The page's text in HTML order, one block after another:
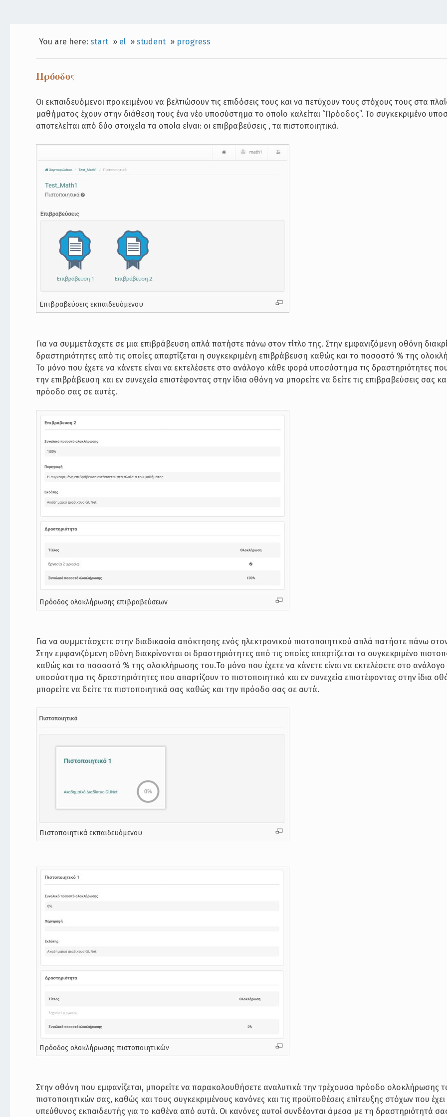
You are here: start » el » student » progress
Πρόοδος
Οι εκπαιδευόμενοι προκειμένου να βελτιώσουν τις επιδόσεις τους και να πετύχουν τους στόχους τους στα
μαθήματος έχουν στην διάθεση τους ένα νέο υποσύστημα το οποίο καλείται “Πρόοδος”. Το συγκεκριμένο
αποτελείται από δύο στοιχεία τα οποία είναι: οι επιβραβεύσεις , τα πιστοποιητικά.
Επιβραβεύσεις εκπαιδευόμενου
Για να συμμετάσχετε σε μια επιβράβευση απλά πατήστε πάνω στον τίτλο της. Στην εμφανιζόμενη οθόνη
δραστηριότητες από τις οποίες απαρτίζεται η συγκεκριμένη επιβράβευση καθώς και το ποσοστό % της
Το μόνο που έχετε να κάνετε είναι να εκτελέσετε στο ανάλογο κάθε φορά υποσύστημα τις δραστηριότητες
την επιβράβευση και εν συνεχεία επιστέφοντας στην ίδια οθόνη να μπορείτε να δείτε τις επιβραβεύσεις σας
πρόοδο σας σε αυτές.
Πρόοδος ολοκλήρωσης επιβραβεύσεων
Για να συμμετάσχετε στην διαδικασία απόκτησης ενός ηλεκτρονικού πιστοποιητικού απλά πατήστε πάνω
Στην εμφανιζόμενη οθόνη διακρίνονται οι δραστηριότητες από τις οποίες απαρτίζεται το συγκεκριμένο
καθώς και το ποσοστό % της ολοκλήρωσης του.Το μόνο που έχετε να κάνετε είναι να εκτελέσετε στο
υποσύστημα τις δραστηριότητες που απαρτίζουν το πιστοποιητικό και εν συνεχεία επιστέφοντας στην ίδια
μπορείτε να δείτε τα πιστοποιητικά σας καθώς και την πρόοδο σας σε αυτά.
Πιστοποιητικά εκπαιδευόμενου
Πρόοδος ολοκλήρωσης πιστοποιητικών
Στην οθόνη που εμφανίζεται, μπορείτε να παρακολουθήσετε αναλυτικά την τρέχουσα πρόοδο ολοκλήρωσης
πιστοποιητικών σας, καθώς και τους συγκεκριμένους κανόνες και τις προϋποθέσεις επίτευξης στόχων που έχει
υπεύθυνος εκπαιδευτής για το καθένα από αυτά. Οι κανόνες αυτοί συνδέονται άμεσα με τη δραστηριότητά